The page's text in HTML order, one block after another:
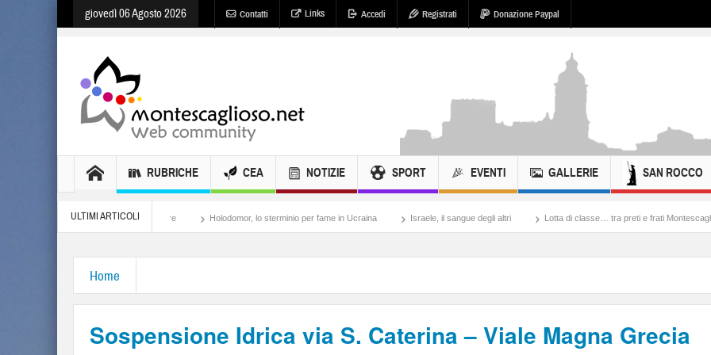
giovedì 06 Agosto 2026 Contatti Links Accedi Registrati Donazione Paypal
RUBRICHE CEA NOTIZIE SPORT EVENTI GALLERIE SAN ROCCO
ULTIMI ARTICOLI
Meloni, il lamento al potere Holodomor, lo sterminio per fame in Ucraina Israele, il sangue degli altri Lotta di classe… tra preti e frati Montescaglioso
Home
Sospensione Idrica via S. Caterina – Viale Magna Grecia